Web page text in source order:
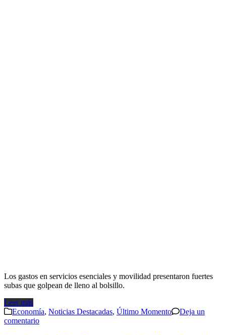
Los gastos en servicios esenciales y movilidad presentaron fuertes
subas que golpean de lleno al bolsillo.
Leer más
Economía, Noticias Destacadas, Último Momento
Deja un
comentario